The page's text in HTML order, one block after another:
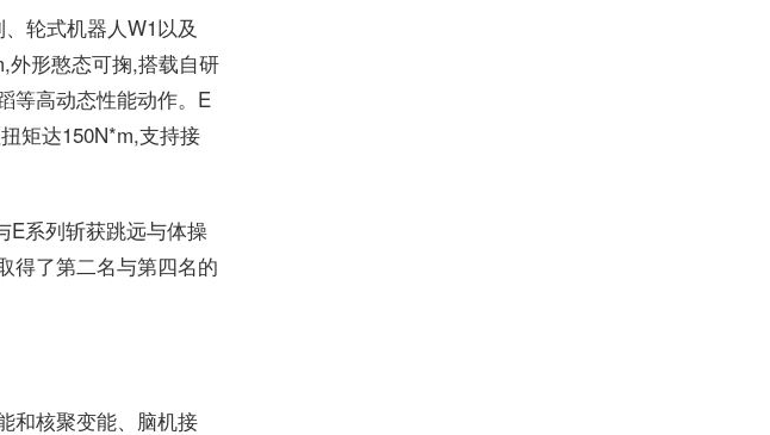
轮式机器人W1以及
外形憨态可掬,搭载自研
等高动态性能动作。E
矩达150N*m,支持接
E系列斩获跳远与体操
得了第二名与第四名的
和核聚变能、脑机接